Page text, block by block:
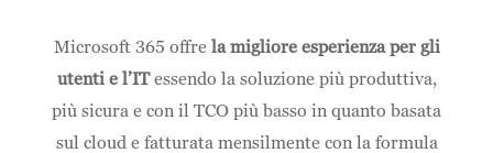
Microsoft 365 offre la migliore esperienza per gli
utenti e l’ITessendo la soluzione più produttiva,
più sicura e con il TCO più basso in quanto basata
sul cloud e fatturata mensilmente con la formula